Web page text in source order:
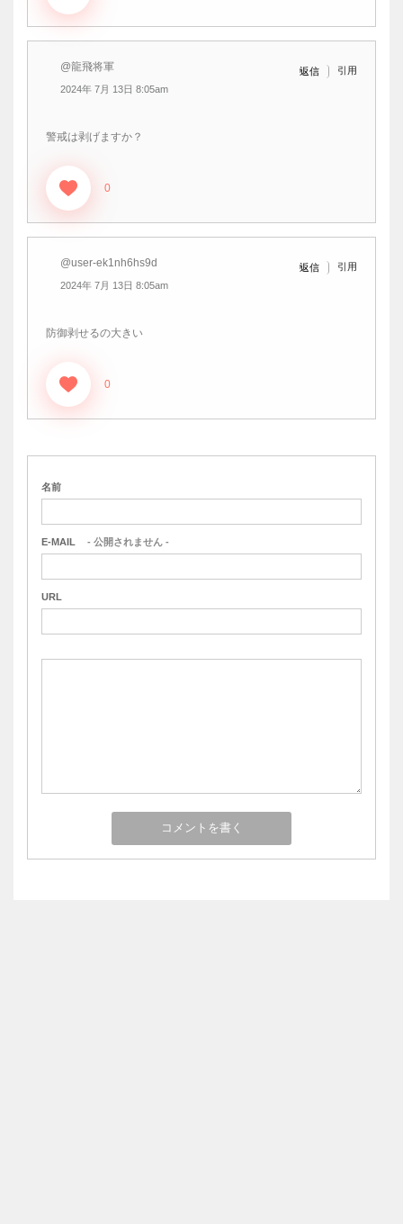
@龍飛将軍
2024年 7月 13日 8:05am
返信 引用
警戒は剥げますか？
0
@user-ek1nh6hs9d
2024年 7月 13日 8:05am
返信 引用
防御剥せるの大きい
0
名前
E-MAIL - 公開されません -
URL